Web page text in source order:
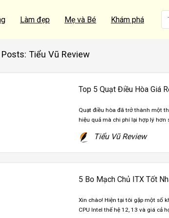
Làm đẹp Mẹ và Bé Khám phá
Tiểu Vũ Review
Top 5 Quạt Điều Hòa Giá
Quạt điều hòa đã trở thành một
hiệu quả mà chi phí lại hợp lý hơn
Tiểu Vũ Review
5 Bo Mạch Chủ ITX Tốt
Xin chào! Hiện tại tôi gặp một số
CPU Intel thế hệ 12, 13 và giá cả